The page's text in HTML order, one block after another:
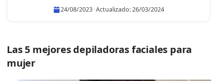
24/08/2023·Actualizado:26/03/2024
Las 5 mejores depiladoras faciales para
mujer